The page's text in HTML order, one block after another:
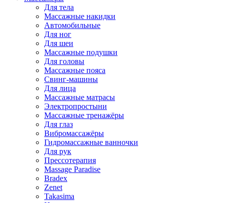
Для тела
Массажные накидки
Автомобильные
Для ног
Для шеи
Массажные подушки
Для головы
Массажные пояса
Свинг-машины
Для лица
Массажные матрасы
Электропростыни
Массажные тренажёры
Для глаз
Вибромассажёры
Гидромассажные ванночки
Для рук
Прессотерапия
Massage Paradise
Bradex
Zenet
Takasima